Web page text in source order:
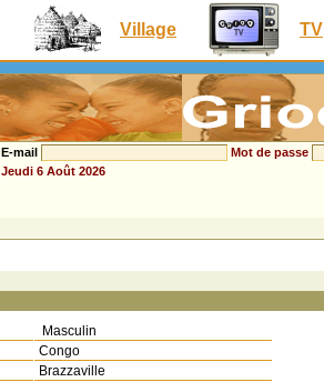
Village TV
E-mail Mot de passe
Jeudi 6 Août 2026
Masculin
Congo
Brazzaville